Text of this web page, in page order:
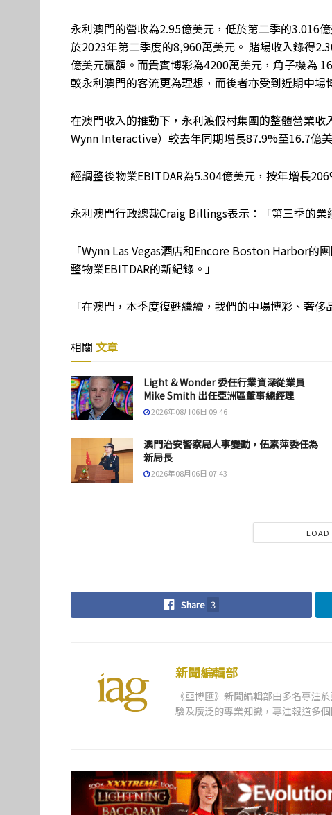
永利澳門的營收為2.95億美元，低於第二季的3.016
於2023年第二季度的8,960萬美元。 賭場收入錄得
億美元贏額。而貴賓博彩為4200萬美元，角子機為
較永利澳門的客流更為理想，而後者亦受到近期中場
在澳門收入的推動下，永利渡假村集團的整體營業
Wynn Interactive）較去年同期增長87.9%至16.7億
經調整後物業EBITDAR為5.304億美元，按年增長
永利澳門行政總裁Craig Billings表示：「第三季的業
「Wynn Las Vegas酒店和Encore Boston Harbor的
整物業EBITDAR的新紀錄。」
「在澳門，本季度復甦繼續，我們的中場博彩、奢侈
相關 文章
Light & Wonder 委任行業資深從業員
Mike Smith 出任亞洲區董事總經理
2026年08月06日 09:46
澳門治安警察局人事變動，伍素萍委任為
新局長
2026年08月06日 07:43
LOAD
Share 3
新聞編輯部
《亞博匯》新聞編輯部由多名專注
驗及廣泛的專業知識，專注報道多